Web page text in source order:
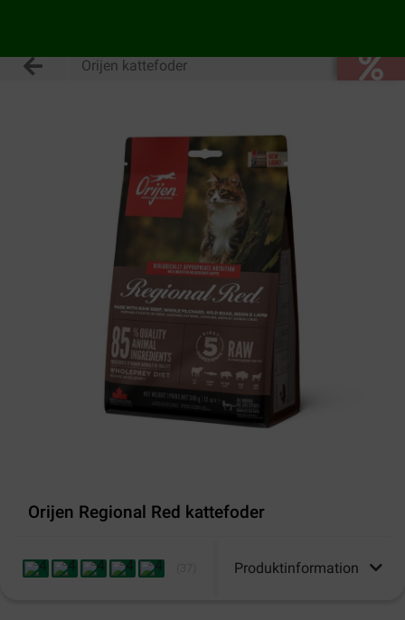
Orijen kattefoder
Orijen Regional Red kattefoder
Produktinformation